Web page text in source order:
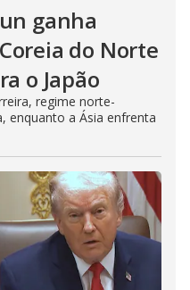
ganha
do Norte
o Japão
regime norte-
enquanto a Ásia enfrenta